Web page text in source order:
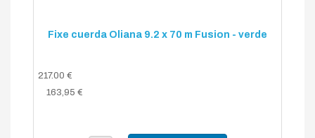
Fixe cuerda Oliana 9.2 x 70 m Fusion - verde
217.00 €
163,95 €